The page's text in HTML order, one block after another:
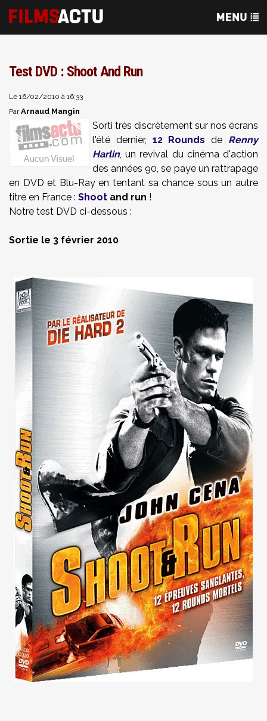
Test DVD : Shoot And Run
Le 16/02/2010 à 16:33
ParArnaud Mangin
Sorti très discrètement sur nos écrans
l'été dernier, 12 Rounds de Renny
Harlin, un revival du cinéma d'action
des années 90, se paye un rattrapage
en DVD et Blu-Ray en tentant sa chance sous un autre
titre en France : Shoot and run !
Notre test DVD ci-dessous :
Sortie le 3 février 2010